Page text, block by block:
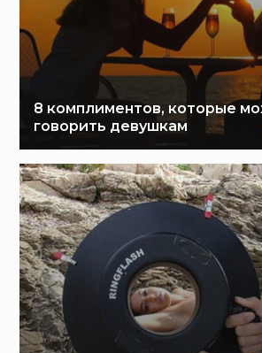
8 комплиментов, которые
говорить девушкам